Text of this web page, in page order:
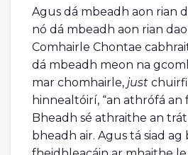
Agus dá mbeadh aon rian
nó dá mbeadh aon rian
Comhairle Chontae
dá mbeadh meon na
mar chomhairle, just
hinnealtóirí, “an athrófá an
Bheadh sé athraithe an
bheadh air. Agus tá siad ag